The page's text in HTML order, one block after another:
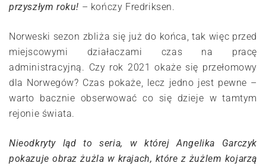
przyszłym roku! – kończy Fredriksen.
Norweski sezon zbliża się już do końca, tak więc przed
miejscowymi działaczami czas na pracę
administracyjną. Czy rok 2021 okaże się przełomowy
dla Norwegów? Czas pokaże, lecz jedno jest pewne –
warto bacznie obserwować co się dzieje w tamtym
rejonie świata.
Nieodkryty ląd to seria, w której Angelika Garczyk
pokazuje obraz żużla w krajach, które z żużlem kojarzą